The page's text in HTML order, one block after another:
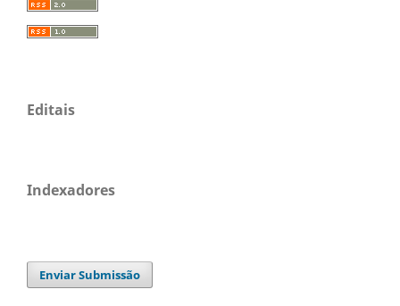
Editais
Indexadores
Enviar Submissão